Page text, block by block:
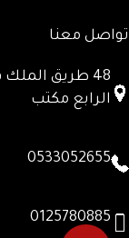
تواصل معنا
48 طريق الملك
الرابع مكتب
0533052655
0125780885